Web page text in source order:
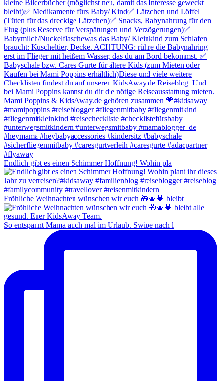
Endlich gibt es einen Schimmer Hoffnung! Wohin pla
Fröhliche Weihnachten wünschen wir euch 🎁🎄💗 bleibt
So entspannt Mama auch mal im Urlaub. Swipe nach l